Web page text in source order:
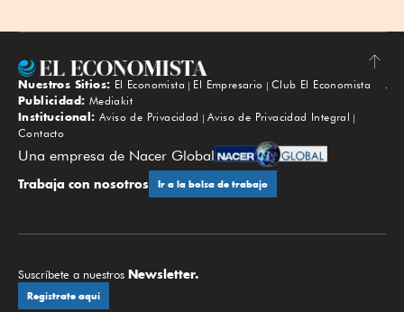
Subir
Nuestros Sitios: El Economista El Empresario
Club El Economista
Publicidad: Mediakit
Institucional: Aviso de Privacidad
Aviso de Privacidad Integral
Contacto
Una empresa de Nacer Global
Trabaja con nosotros Ir a la bolsa de trabajo
Suscríbete a nuestros Newsletter.
Regístrate aquí